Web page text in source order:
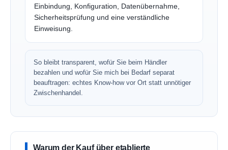
Einbindung, Konfiguration, Datenübernahme,
Sicherheitsprüfung und eine verständliche
Einweisung.
So bleibt transparent, wofür Sie beim Händler
bezahlen und wofür Sie mich bei Bedarf separat
beauftragen: echtes Know-how vor Ort statt unnötiger
Zwischenhandel.
Warum der Kauf über etablierte